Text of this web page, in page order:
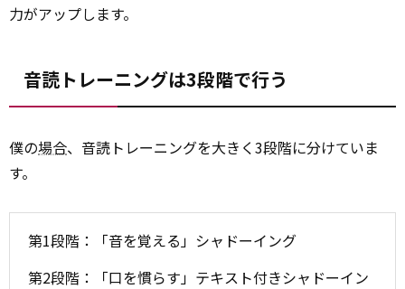
力がアップします。
音読トレーニングは3段階で行う
僕の場合、音読トレーニングを大きく3段階に分けていま
す。
第1段階：「音を覚える」シャドーイング
第2段階：「口を慣らす」テキスト付きシャドーイン